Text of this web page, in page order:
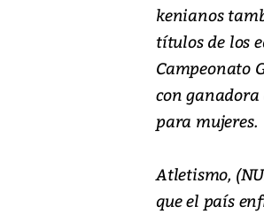
kenianos
títulos de los
Campeonato
con ganadora
para mujeres.
Atletismo,
que el país